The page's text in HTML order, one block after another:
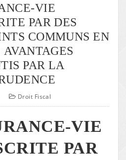
VIE
PAR DES
COMMUNS EN
PAR LA
Droit Fiscal
VIE
PAR